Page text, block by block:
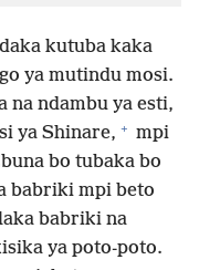
kutuba kaka
ya mutindu mosi.
na ndambu ya esti,
ya Shinare, + mpi
bo tubaka bo
babriki mpi beto
babriki na
ya poto-poto.